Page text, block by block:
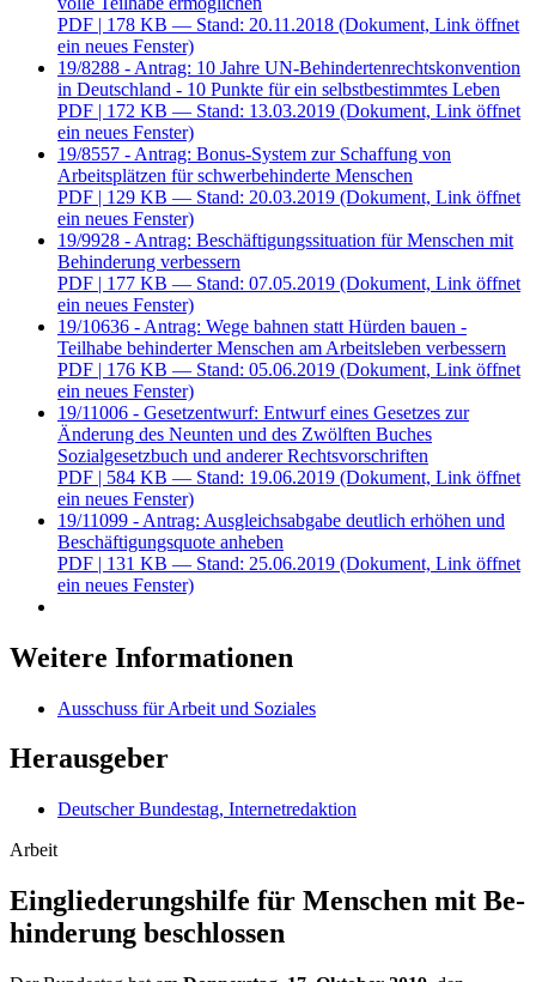
PDF | 178 KB — Stand: 20.11.2018 (Dokument, Link öffnet
ein neues Fenster)
19/8288 - Antrag: 10 Jahre UN-Behindertenrechtskonvention
in Deutschland - 10 Punkte für ein selbstbestimmtes Leben
PDF | 172 KB — Stand: 13.03.2019 (Dokument, Link öffnet
ein neues Fenster)
19/8557 - Antrag: Bonus-System zur Schaffung von
Arbeitsplätzen für schwerbehinderte Menschen
PDF | 129 KB — Stand: 20.03.2019 (Dokument, Link öffnet
ein neues Fenster)
19/9928 - Antrag: Beschäftigungssituation für Menschen mit
Behinderung verbessern
PDF | 177 KB — Stand: 07.05.2019 (Dokument, Link öffnet
ein neues Fenster)
19/10636 - Antrag: Wege bahnen statt Hürden bauen -
Teilhabe behinderter Menschen am Arbeitsleben verbessern
PDF | 176 KB — Stand: 05.06.2019 (Dokument, Link öffnet
ein neues Fenster)
19/11006 - Gesetzentwurf: Entwurf eines Gesetzes zur
Änderung des Neunten und des Zwölften Buches
Sozialgesetzbuch und anderer Rechtsvorschriften
PDF | 584 KB — Stand: 19.06.2019 (Dokument, Link öffnet
ein neues Fenster)
19/11099 - Antrag: Ausgleichsabgabe deutlich erhöhen und
Beschäftigungsquote anheben
PDF | 131 KB — Stand: 25.06.2019 (Dokument, Link öffnet
ein neues Fenster)
Weitere Informationen
Ausschuss für Arbeit und Soziales
Herausgeber
Deutscher Bundestag, Internetredaktion
Arbeit
Eingliederungs­hilfe für Menschen mit Be­
hin­de­rung beschlossen